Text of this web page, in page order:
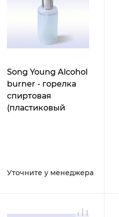
Song Young Alcohol
burner - горелка
спиртовая
(пластиковый
Уточните у менеджера